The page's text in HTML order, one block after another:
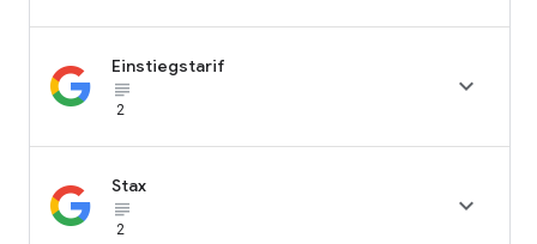
Einstiegstarif
subject_black
2

Stax
subject_black
2
